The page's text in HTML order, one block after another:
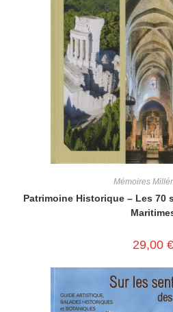
Mémoires
Patrimoine Historique – Les 70
29,00 €